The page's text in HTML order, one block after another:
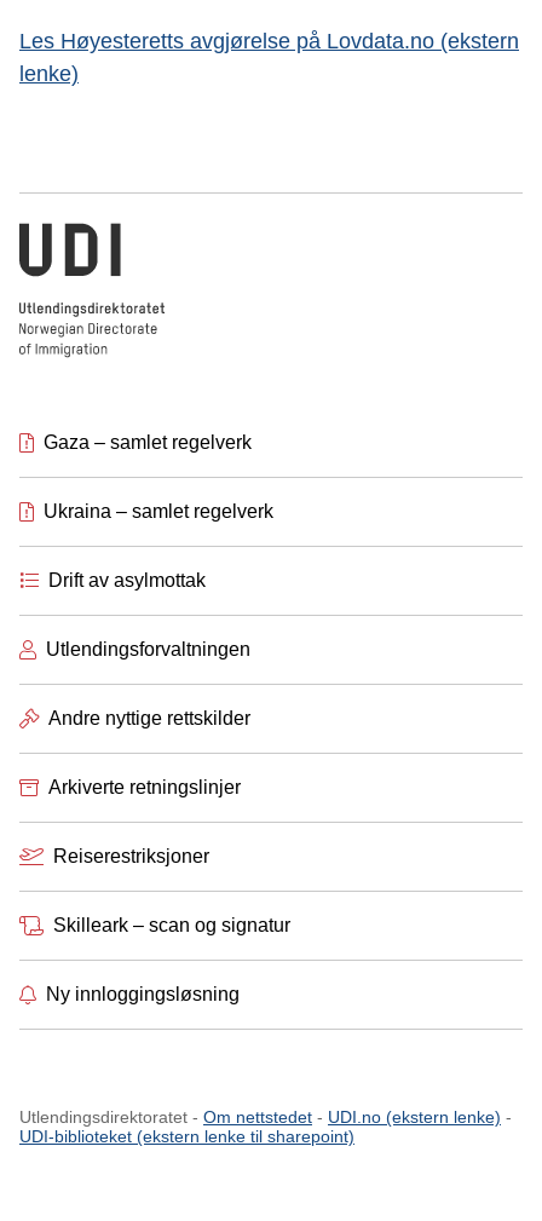
Les Høyesteretts avgjørelse på Lovdata.no (ekstern
lenke)
Utlendingsdirektoratet
Gaza – samlet regelverk
Ukraina – samlet regelverk
Drift av asylmottak
Utlendingsforvaltningen
Andre nyttige rettskilder
Arkiverte retningslinjer
Reiserestriksjoner
Skilleark – scan og signatur
Ny innloggingsløsning
Utlendingsdirektoratet - Om nettstedet - UDI.no (ekstern lenke) -
UDI-biblioteket (ekstern lenke til sharepoint)